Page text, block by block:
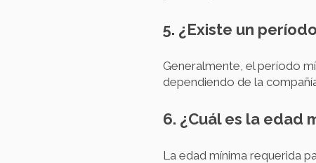
5. ¿Existe un
Generalmente, el período
dependiendo de la
6. ¿Cuál es la edad
La edad mínima requerida